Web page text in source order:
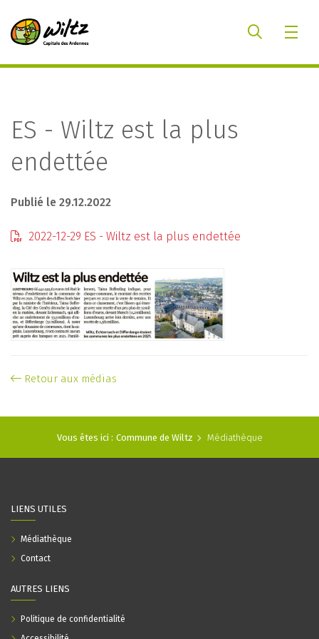
ES - Wiltz est la plus
endettée
Publié le 29.12.2022
2022-12-29 ES - Wiltz est la plus endettée
Retour aux médias
Vous êtes ici : Commune de Wiltz Médiathèque
LIENS UTILES
Médiathèque
Contact
AUTRES LIENS
Politique de confidentialité